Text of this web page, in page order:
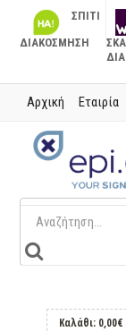
ΣΠΙΤΙ
ΔΙΑΚΟΣΜΗΣΗ
Αρχική Εταιρία
Καλάθι: 0,00€